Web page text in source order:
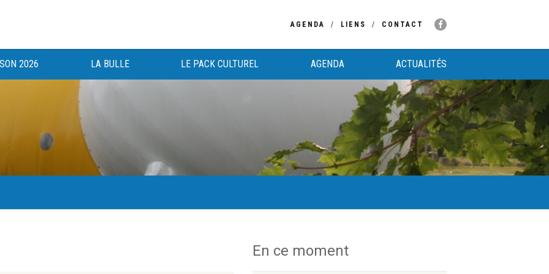
AGENDA LIENS CONTACT
2026 LA BULLE LE PACK CULTUREL AGENDA ACTUALITÉS
au bénéfice des haut-saônois depuis 1983. En ce moment